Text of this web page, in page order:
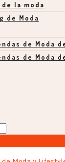
la moda
de Moda
de Moda
de Moda